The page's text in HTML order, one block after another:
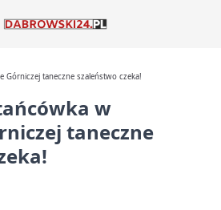
Górniczej taneczne szaleństwo czeka!
w
taneczne